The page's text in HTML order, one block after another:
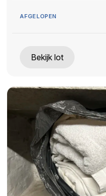
AFGELOPEN
Bekijk lot